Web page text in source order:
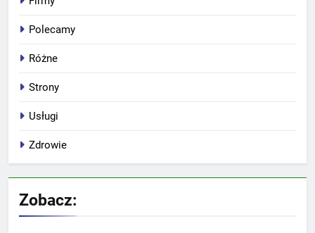
Polecamy
Różne
Strony
Usługi
Zdrowie
Zobacz: